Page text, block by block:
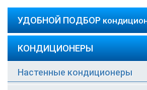
УДОБНОЙ ПОДБОР
КОНДИЦИОНЕРЫ
Настенные кондиционеры